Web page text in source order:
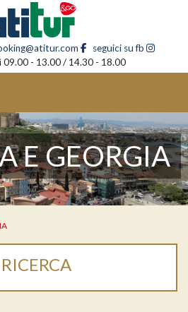
seguici su fb
09.00 - 13.00 / 14.30 - 18.00
E GEORGIA